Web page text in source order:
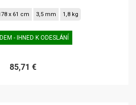
x 61 cm 3,5 mm 1,8 kg
- IHNED K ODESLÁNÍ
85,71 €